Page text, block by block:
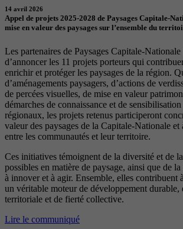
14 avril 2026
Appel de projets 2025-2028 de Paysages Capitale-
mise en valeur des paysages sur l’ensemble du
Les partenaires de Paysages Capitale-
d’annoncer les 11 projets porteurs qui
enrichir et protéger les paysages de la région.
d’aménagements paysagers, d’actions de
de percées visuelles, de mise en valeur
démarches de connaissance et de
régionaux, les projets retenus participeront
valeur des paysages de la Capitale-Nationale
entre les communautés et leur territoire.
Ces initiatives témoignent de la diversité et de
possibles en matière de paysage, ainsi que de
à innover et à agir. Ensemble, elles contribuent
un véritable moteur de développement durable,
territoriale et de fierté collective.
Lire le communiqué